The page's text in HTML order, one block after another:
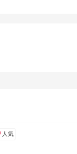
人気